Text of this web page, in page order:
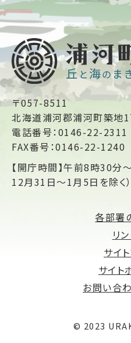
〒057-8511
北海道浦河郡浦河町築地
電話番号：0146-22-2311
FAX番号：0146-22-1240
【開庁時間】午前8時30分
12月31日～1月5日を除く）
各部署
リ
サイ
サイト
お問い合
© 2023